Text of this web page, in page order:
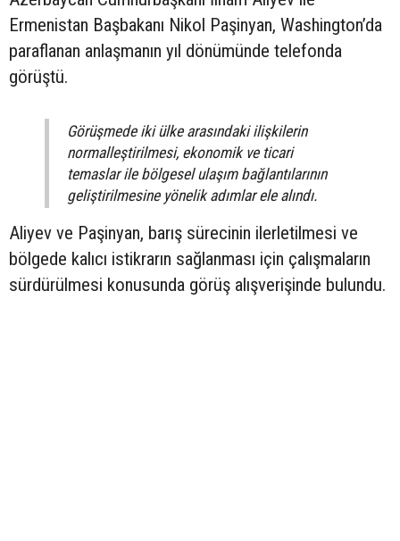
Ermenistan Başbakanı Nikol Paşinyan, Washington’da
paraflanan anlaşmanın yıl dönümünde telefonda
görüştü.
Görüşmede iki ülke arasındaki ilişkilerin
normalleştirilmesi, ekonomik ve ticari
temaslar ile bölgesel ulaşım bağlantılarının
geliştirilmesine yönelik adımlar ele alındı.
Aliyev ve Paşinyan, barış sürecinin ilerletilmesi ve
bölgede kalıcı istikrarın sağlanması için çalışmaların
sürdürülmesi konusunda görüş alışverişinde bulundu.